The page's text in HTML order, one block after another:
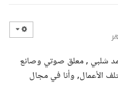
شلبي , معلق صوتي وصانع
الأعمال, وأنا في مجال